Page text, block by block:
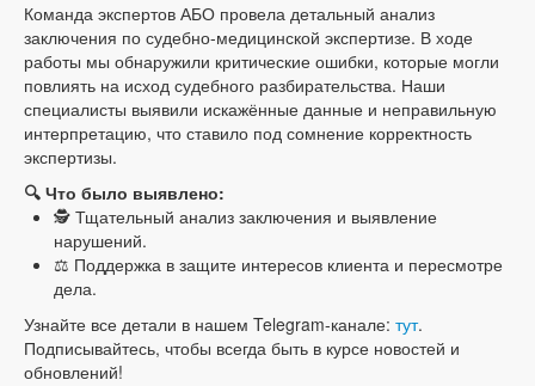
Команда экспертов АБО провела детальный анализ
заключения по судебно-медицинской экспертизе. В ходе
работы мы обнаружили критические ошибки, которые могли
повлиять на исход судебного разбирательства. Наши
специалисты выявили искажённые данные и неправильную
интерпретацию, что ставило под сомнение корректность
экспертизы.
🔍 Что было выявлено:
🕵️ Тщательный анализ заключения и выявление
нарушений.
⚖️ Поддержка в защите интересов клиента и пересмотре
дела.
Узнайте все детали в нашем Telegram-канале: тут.
Подписывайтесь, чтобы всегда быть в курсе новостей и
обновлений!